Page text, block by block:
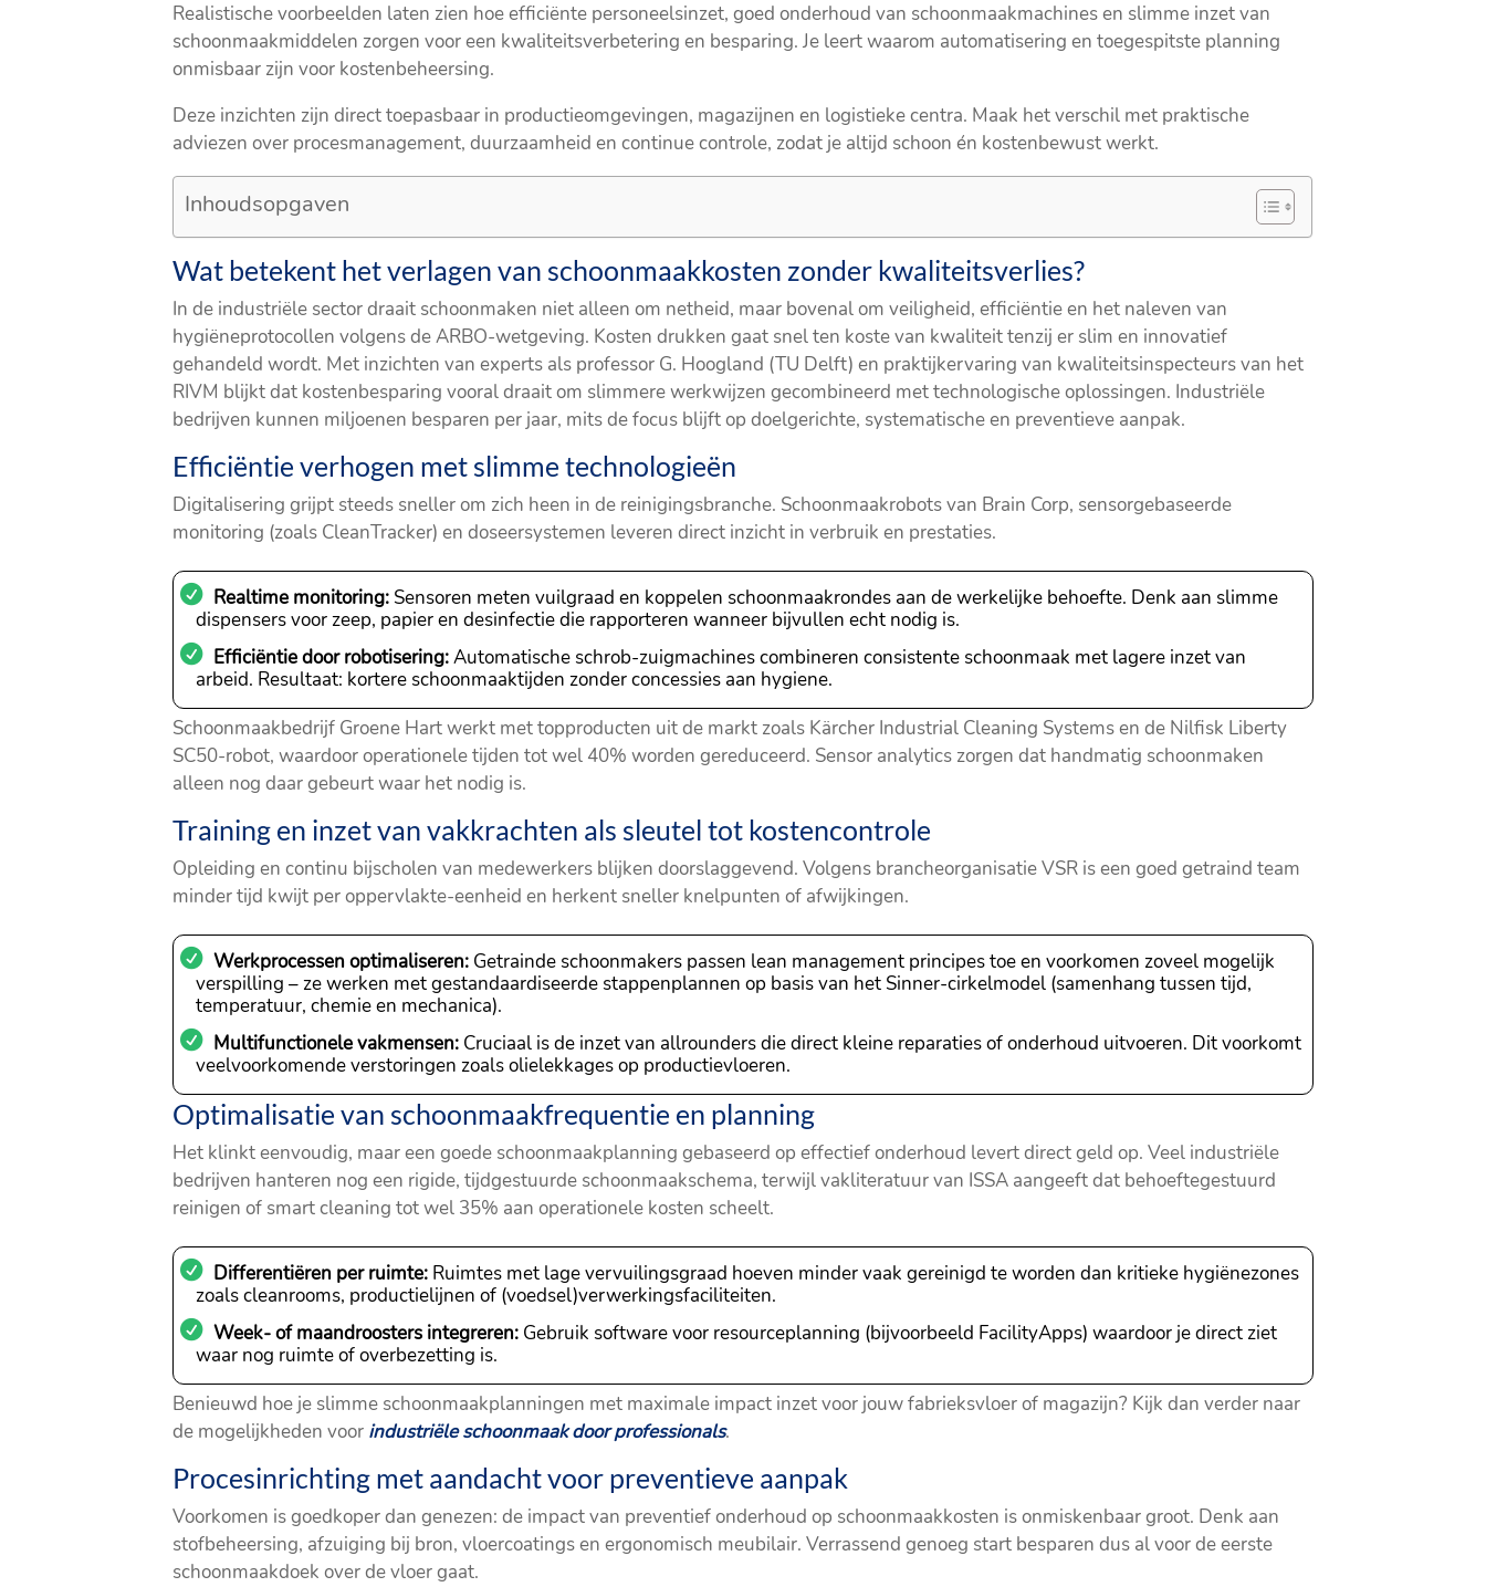
Realistische voorbeelden laten zien hoe efficiënte personeelsinzet, goed onderhoud van schoonmaakmachines en slimme inzet van
schoonmaakmiddelen zorgen voor een kwaliteitsverbetering en besparing. Je leert waarom automatisering en toegespitste planning
onmisbaar zijn voor kostenbeheersing.
Deze inzichten zijn direct toepasbaar in productieomgevingen, magazijnen en logistieke centra. Maak het verschil met praktische
adviezen over procesmanagement, duurzaamheid en continue controle, zodat je altijd schoon én kostenbewust werkt.
Inhoudsopgaven
Wat betekent het verlagen van schoonmaakkosten zonder kwaliteitsverlies?
In de industriële sector draait schoonmaken niet alleen om netheid, maar bovenal om veiligheid, efficiëntie en het naleven van
hygiëneprotocollen volgens de ARBO-wetgeving. Kosten drukken gaat snel ten koste van kwaliteit tenzij er slim en innovatief
gehandeld wordt. Met inzichten van experts als professor G. Hoogland (TU Delft) en praktijkervaring van kwaliteitsinspecteurs van het
RIVM blijkt dat kostenbesparing vooral draait om slimmere werkwijzen gecombineerd met technologische oplossingen. Industriële
bedrijven kunnen miljoenen besparen per jaar, mits de focus blijft op doelgerichte, systematische en preventieve aanpak.
Efficiëntie verhogen met slimme technologieën
Digitalisering grijpt steeds sneller om zich heen in de reinigingsbranche. Schoonmaakrobots van Brain Corp, sensorgebaseerde
monitoring (zoals CleanTracker) en doseersystemen leveren direct inzicht in verbruik en prestaties.
Realtime monitoring: Sensoren meten vuilgraad en koppelen schoonmaakrondes aan de werkelijke behoefte. Denk aan slimme
dispensers voor zeep, papier en desinfectie die rapporteren wanneer bijvullen echt nodig is.
Efficiëntie door robotisering:Automatische schrob-zuigmachines combineren consistente schoonmaak met lagere inzet van
arbeid. Resultaat: kortere schoonmaaktijden zonder concessies aan hygiene.
Schoonmaakbedrijf Groene Hart werkt met topproducten uit de markt zoals Kärcher Industrial Cleaning Systems en de Nilfisk Liberty
SC50-robot, waardoor operationele tijden tot wel 40% worden gereduceerd. Sensor analytics zorgen dat handmatig schoonmaken
alleen nog daar gebeurt waar het nodig is.
Training en inzet van vakkrachten als sleutel tot kostencontrole
Opleiding en continu bijscholen van medewerkers blijken doorslaggevend. Volgens brancheorganisatie VSR is een goed getraind team
minder tijd kwijt per oppervlakte-eenheid en herkent sneller knelpunten of afwijkingen.
Werkprocessen optimaliseren: Getrainde schoonmakers passen lean management principes toe en voorkomen zoveel mogelijk
verspilling – ze werken met gestandaardiseerde stappenplannen op basis van het Sinner-cirkelmodel (samenhang tussen tijd,
temperatuur, chemie en mechanica).
Multifunctionele vakmensen: Cruciaal is de inzet van allrounders die direct kleine reparaties of onderhoud uitvoeren. Dit voorkomt
veelvoorkomende verstoringen zoals olielekkages op productievloeren.
Optimalisatie van schoonmaakfrequentie en planning
Het klinkt eenvoudig, maar een goede schoonmaakplanning gebaseerd op effectief onderhoud levert direct geld op. Veel industriële
bedrijven hanteren nog een rigide, tijdgestuurde schoonmaakschema, terwijl vakliteratuur van ISSA aangeeft dat behoeftegestuurd
reinigen of smart cleaning tot wel 35% aan operationele kosten scheelt.
Differentiëren per ruimte: Ruimtes met lage vervuilingsgraad hoeven minder vaak gereinigd te worden dan kritieke hygiënezones
zoals cleanrooms, productielijnen of (voedsel)verwerkingsfaciliteiten.
Week- of maandroosters integreren: Gebruik software voor resourceplanning (bijvoorbeeld FacilityApps) waardoor je direct ziet
waar nog ruimte of overbezetting is.
Benieuwd hoe je slimme schoonmaakplanningen met maximale impact inzet voor jouw fabrieksvloer of magazijn? Kijk dan verder naar
de mogelijkheden voor industriële schoonmaak door professionals.
Procesinrichting met aandacht voor preventieve aanpak
Voorkomen is goedkoper dan genezen: de impact van preventief onderhoud op schoonmaakkosten is onmiskenbaar groot. Denk aan
stofbeheersing, afzuiging bij bron, vloercoatings en ergonomisch meubilair. Verrassend genoeg start besparen dus al voor de eerste
schoonmaakdoek over de vloer gaat.